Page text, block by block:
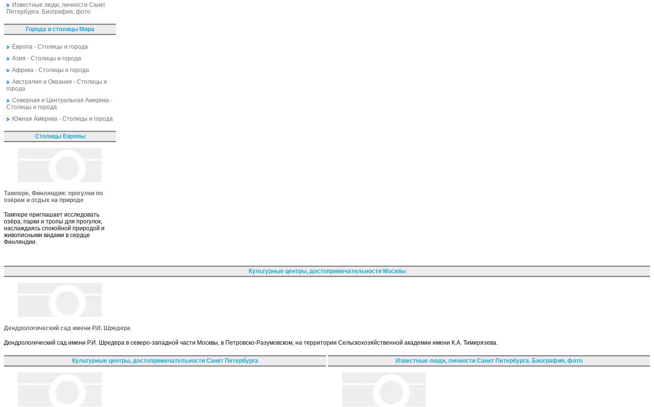
Известные люди, личности Санкт
Петербурга. Биография, фото
Города и столицы Мира
Европа - Столицы и города
Азия - Столицы и города
Африка - Столицы и города
Австралия и Океания - Столицы и
города
Северная и Центральная Америка -
Столицы и города
Южная Америка - Столицы и города
Столицы Европы
Тампере, Финляндия: прогулки по
озёрам и отдых на природе
Тампере приглашает исследовать
озёра, парки и тропы для прогулок,
наслаждаясь спокойной природой и
живописными видами в сердце
Финляндии.
Культурные центры, достопримечательности Москвы
Дендрологический сад имени Р.И. Шредера
Дендрологический сад имени Р.И. Шредера в северо-западной части Москвы, в Петровско-Разумовском, на территории Сельскохозяйственной академии имени К.А. Тимирязева.
Культурные центры, достопримечательности Санкт Петербурга Известные люди, личности Санкт Петербурга. Биография, фото